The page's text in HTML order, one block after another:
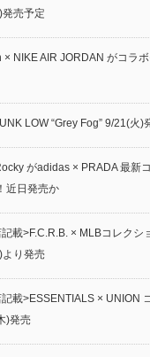
売予定
× NIKE AIR JORDAN がコラ
LOW “Grey Fog” 9/21(火)
がadidas × PRADA 最新
近日発売か
載>F.C.R.B. × MLBコレクシ
り発売
載>ESSENTIALS × UNION
)発売